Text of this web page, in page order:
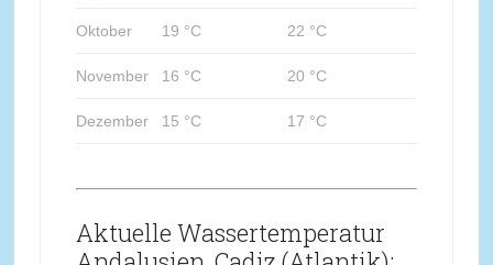
Oktober 19 °C 22 °C
November 16 °C 20 °C
Dezember 15 °C 17 °C
Aktuelle Wassertemperatur